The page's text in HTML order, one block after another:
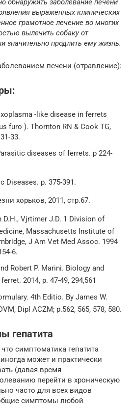
обнаружить заболевание печени
выраженных клинических
грамотное лечение во многих
вылечить собаку от
значительно продлить ему жизнь.
печени (отравление):
-like disease in ferrets
furo ). Thornton RN & Cook TG,
33.
diseases of ferrets. р 224-
Diseases. р. 375-391.
хорьков, 2011, стр.67.
D.H., Vjrtimer J.D. 1 Division of
Massachusetts Institute of
J Am Vet Med Assoc. 1994
6.
Robert P. Marini. Biology and
2014, p. 47-49, 294,561
4th Editio. By James W.
Dipl ACZM; р.562, 565, 578, 580.
гепатита
симптоматика гепатита
может и практически
(давая время
перейти в хроническую
часто для всех видов
симптомы любой